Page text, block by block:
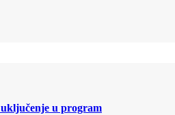
u program